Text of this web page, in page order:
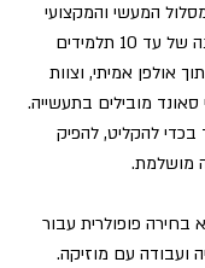
המעשי והמקצועי
תלמידים
אולפן אמיתי, וצוות
מובילים בתעשייה.
להקליט, להפיק
מושלמת.
בחירה פופולרית עבור
ועבודה עם מוזיקה.